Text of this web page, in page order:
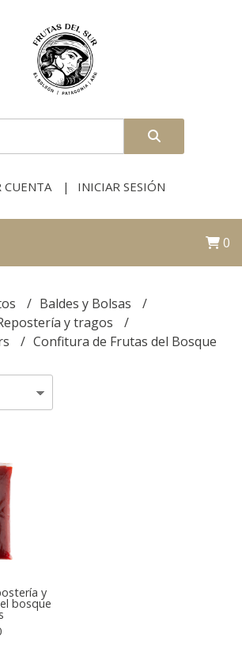
CUENTA INICIAR SESIÓN
0
Baldes y Bolsas
y tragos
Confitura de Frutas del Bosque
y
bosque